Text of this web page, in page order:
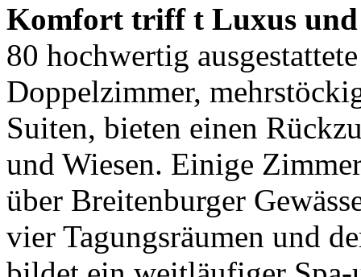
Komfort triff t Luxus und
80 hochwertig
Doppelzimmer,
Suiten, bieten einen
und Wiesen. Einige
über Breitenburger
vier Tagungsräumen und